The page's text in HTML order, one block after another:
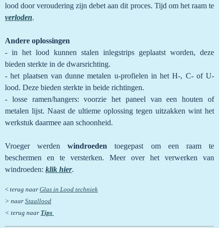
lood door veroudering zijn debet aan dit proces. Tijd om het raam te
verloden.
Andere oplossingen
- in het lood kunnen stalen inlegstrips geplaatst worden, deze
bieden sterkte in de dwarsrichting.
- het plaatsen van dunne metalen u-profielen in het H-, C- of U-
lood. Deze bieden sterkte in beide richtingen.
- losse ramen/hangers: voorzie het paneel van een houten of
metalen lijst. Naast de ultieme oplossing tegen uitzakken wint het
werkstuk daarmee aan schoonheid.
Vroeger werdenwindroeden toegepast om een raam te
beschermen en te versterken. Meer over het verwerken van
windroeden: klik hier.
< terug naar Glas in Lood techniek
> naar Staallood
< terug naar Tips